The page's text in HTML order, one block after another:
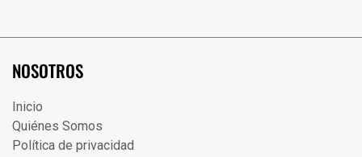
NOSOTROS
Inicio
Quiénes Somos
Política de privacidad